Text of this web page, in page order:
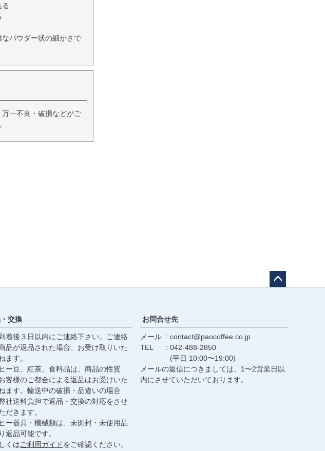
パウダー状の細かさで
一不良・破損などがご
へ
交換
着後３日以内にご連絡下さい。ご連絡
品が返品された場合、お受け取りいた
ます。
ー豆、紅茶、食料品は、商品の性質
お客様のご都合による返品はお受けいた
ます。輸送中の破損・品違いの場合
社送料負担で返品・交換の対応をさせ
だきます。
ー器具・機械類は、未開封・未使用品
返品可能です。
くはご利用ガイドをご確認ください。
お問合せ先
メール
contact@paocoffee.co.jp
TEL
042-488-2850
(平日 10:00〜19:00)
メールの返信につきましては、1〜2営業日以
内にさせていただいております。